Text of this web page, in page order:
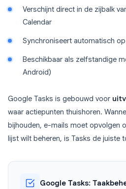
Verschijnt direct in de zijbalk
Calendar
Synchroniseert automatisch
Beschikbaar als zelfstandige
Android)
Google Tasks is gebouwd voor
waar actiepunten thuishoren.
bijhouden, e-mails moet opvolgen
lijst wilt beheren, is Tasks de juiste
Google Tasks: